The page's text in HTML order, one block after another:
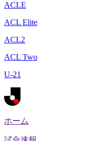
ACLE
ACL Elite
ACL2
ACL Two
U-21
ホーム